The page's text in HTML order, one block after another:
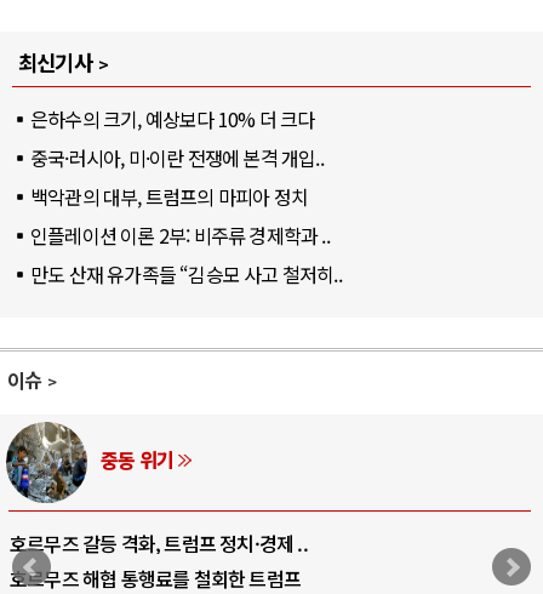
최신기사
은하수의 크기, 예상보다 10% 더 크다
중국·러시아, 미·이란 전쟁에 본격 개입..
백악관의 대부, 트럼프의 마피아 정치
인플레이션 이론 2부: 비주류 경제학과 ..
만도 산재 유가족들 “김승모 사고 철저히..
이슈
AI와 인간
중국 AI, 저가 공세로 글로벌 토큰 시..
AI 국부펀드 구상 놓고 미국 진보진영 ..